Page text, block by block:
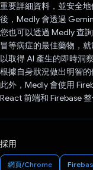
重要詳細資料，並安全
後，Medly 會透過
您也可以透過 Medly 查
冒等病症的最佳藥物，
以取得 AI 產生的即時洞
根據自身狀況做出明智的
此外，Medly 會使用
React 前端和 Firebase
採用
網頁/Chrome